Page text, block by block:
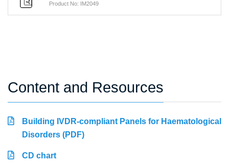
Product No: IM2049
Content and Resources
Building IVDR-compliant Panels for Haematological
Disorders (PDF)
CD chart